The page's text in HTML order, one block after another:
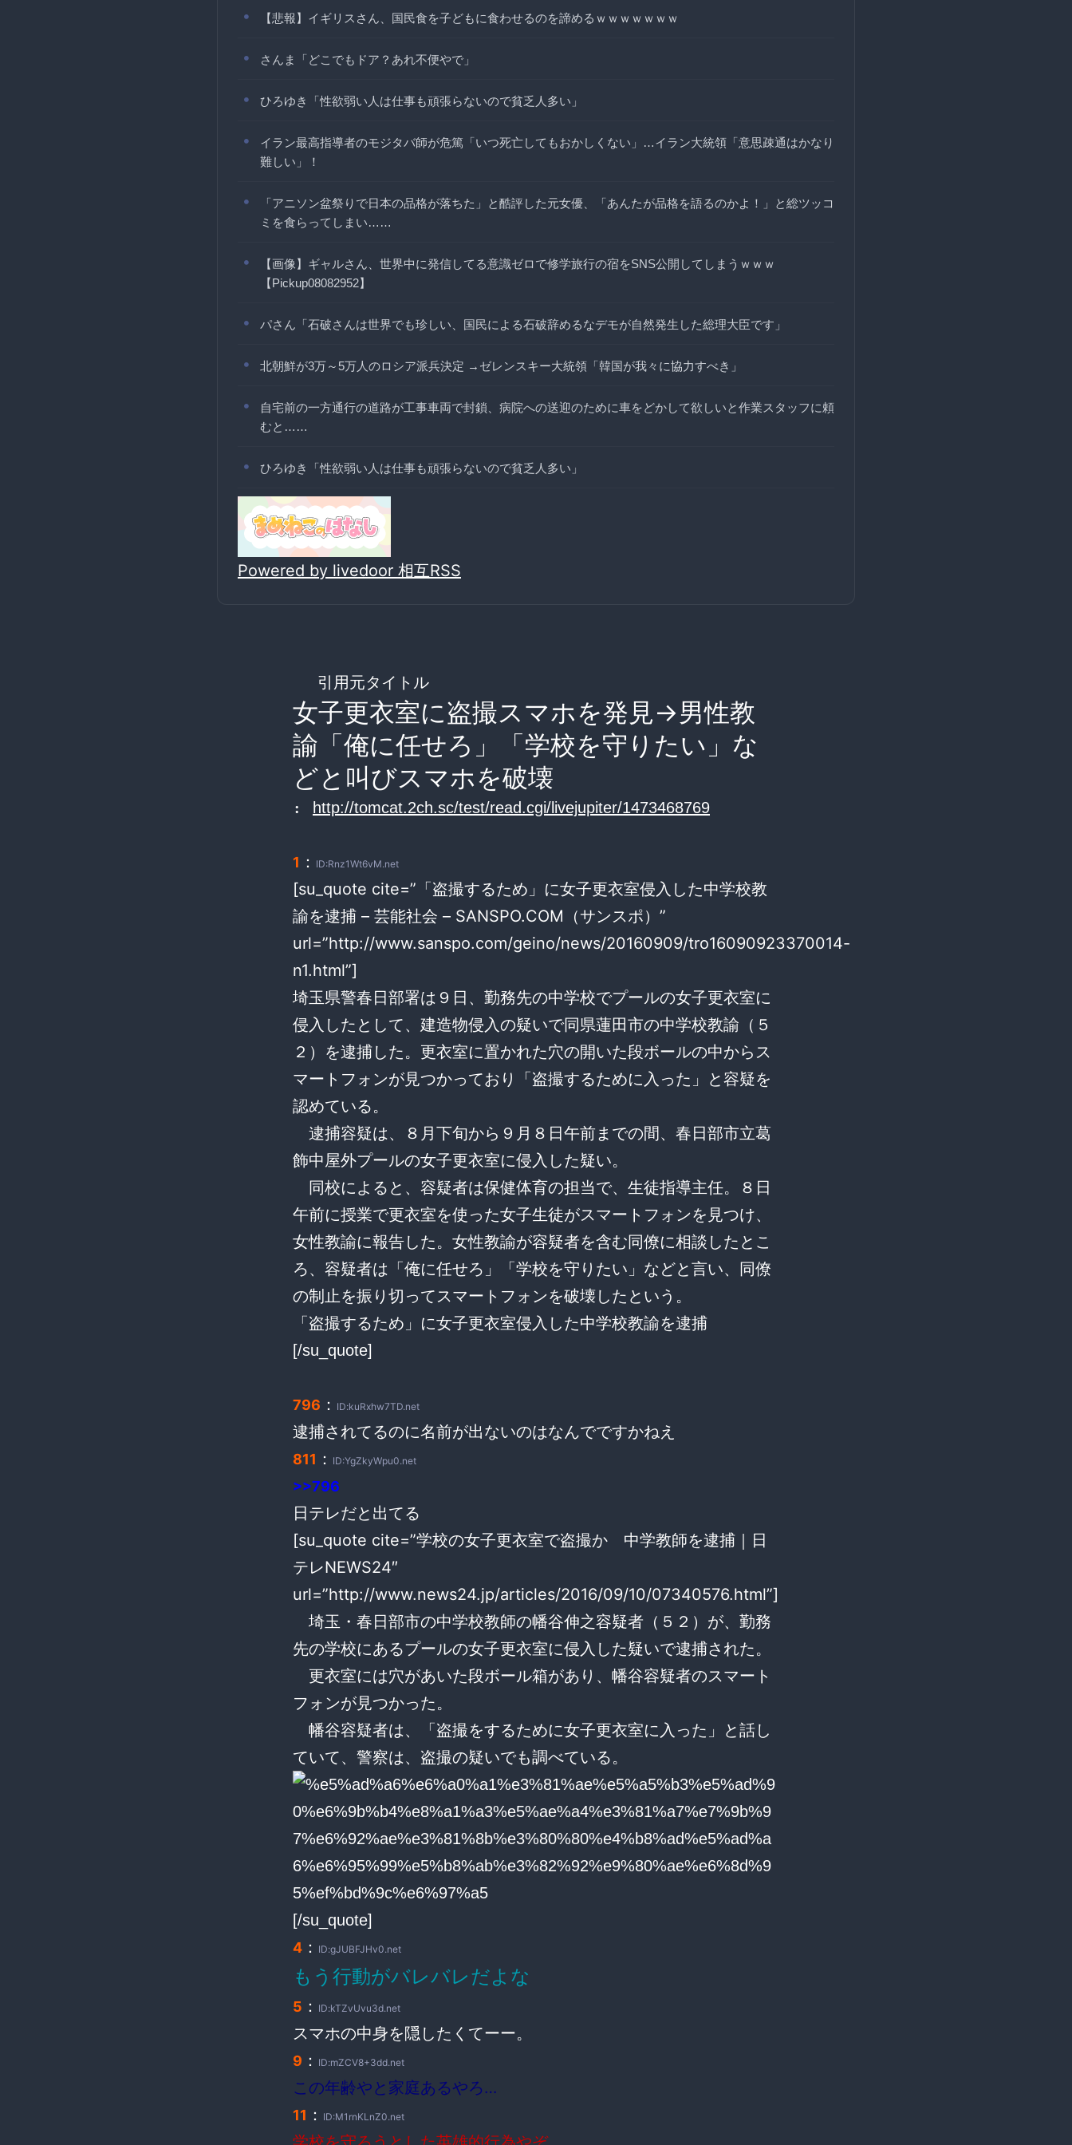
【悲報】イギリスさん、国民食を子どもに食わせるのを諦めるｗｗｗｗｗｗｗ
さんま「どこでもドア？あれ不便やで」
ひろゆき「性欲弱い人は仕事も頑張らないので貧乏人多い」
イラン最高指導者のモジタバ師が危篤「いつ死亡してもおかしくない」…イラン大統領「意思疎通はかなり
難しい」！
「アニソン盆祭りで日本の品格が落ちた」と酷評した元女優、「あんたが品格を語るのかよ！」と総ツッコ
ミを食らってしまい……
【画像】ギャルさん、世界中に発信してる意識ゼロで修学旅行の宿をSNS公開してしまうｗｗｗ
【Pickup08082952】
パさん「石破さんは世界でも珍しい、国民による石破辞めるなデモが自然発生した総理大臣です」
北朝鮮が3万～5万人のロシア派兵決定 →ゼレンスキー大統領「韓国が我々に協力すべき」
自宅前の一方通行の道路が工事車両で封鎖、病院への送迎のために車をどかして欲しいと作業スタッフに頼
むと……
ひろゆき「性欲弱い人は仕事も頑張らないので貧乏人多い」
Powered by livedoor 相互RSS
引用元タイトル
女子更衣室に盗撮スマホを発見→男性教
諭「俺に任せろ」「学校を守りたい」な
どと叫びスマホを破壊
: http://tomcat.2ch.sc/test/read.cgi/livejupiter/1473468769
1 ： ID:Rnz1Wt6vM.net
[su_quote cite=”「盗撮するため」に女子更衣室侵入した中学校教
諭を逮捕 – 芸能社会 – SANSPO.COM（サンスポ）”
url=”http://www.sanspo.com/geino/news/20160909/tro16090923370014-
n1.html”]
埼玉県警春日部署は９日、勤務先の中学校でプールの女子更衣室に
侵入したとして、建造物侵入の疑いで同県蓮田市の中学校教諭（５
２）を逮捕した。更衣室に置かれた穴の開いた段ボールの中からス
マートフォンが見つかっており「盗撮するために入った」と容疑を
認めている。
逮捕容疑は、８月下旬から９月８日午前までの間、春日部市立葛
飾中屋外プールの女子更衣室に侵入した疑い。
同校によると、容疑者は保健体育の担当で、生徒指導主任。８日
午前に授業で更衣室を使った女子生徒がスマートフォンを見つけ、
女性教諭に報告した。女性教諭が容疑者を含む同僚に相談したとこ
ろ、容疑者は「俺に任せろ」「学校を守りたい」などと言い、同僚
の制止を振り切ってスマートフォンを破壊したという。
「盗撮するため」に女子更衣室侵入した中学校教諭を逮捕
[/su_quote]
796 ： ID:kuRxhw7TD.net
逮捕されてるのに名前が出ないのはなんでですかねえ
811 ： ID:YgZkyWpu0.net
>>796
日テレだと出てる
[su_quote cite=”学校の女子更衣室で盗撮か 中学教師を逮捕｜日
テレNEWS24″
url=”http://www.news24.jp/articles/2016/09/10/07340576.html”]
埼玉・春日部市の中学校教師の幡谷伸之容疑者（５２）が、勤務
先の学校にあるプールの女子更衣室に侵入した疑いで逮捕された。
更衣室には穴があいた段ボール箱があり、幡谷容疑者のスマート
フォンが見つかった。
幡谷容疑者は、「盗撮をするために女子更衣室に入った」と話し
ていて、警察は、盗撮の疑いでも調べている。
[/su_quote]
4 ： ID:gJUBFJHv0.net
もう行動がバレバレだよな
5 ： ID:kTZvUvu3d.net
スマホの中身を隠したくてーー。
9 ： ID:mZCV8+3dd.net
この年齢やと家庭あるやろ…
11 ： ID:M1rnKLnZ0.net